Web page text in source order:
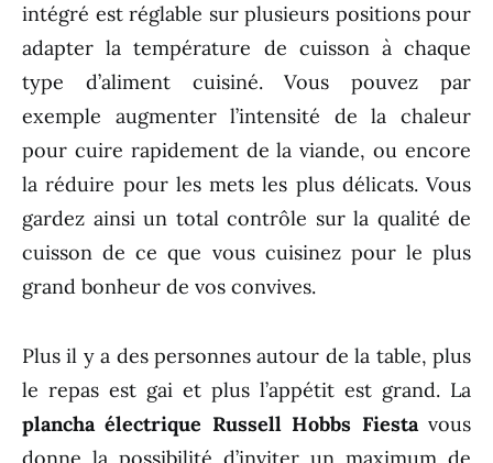
intégré est réglable sur plusieurs positions pour
adapter la température de cuisson à chaque
type d’aliment cuisiné. Vous pouvez par
exemple augmenter l’intensité de la chaleur
pour cuire rapidement de la viande, ou encore
la réduire pour les mets les plus délicats. Vous
gardez ainsi un total contrôle sur la qualité de
cuisson de ce que vous cuisinez pour le plus
grand bonheur de vos convives.
Plus il y a des personnes autour de la table, plus
le repas est gai et plus l’appétit est grand. La
plancha électrique Russell Hobbs Fiestavous